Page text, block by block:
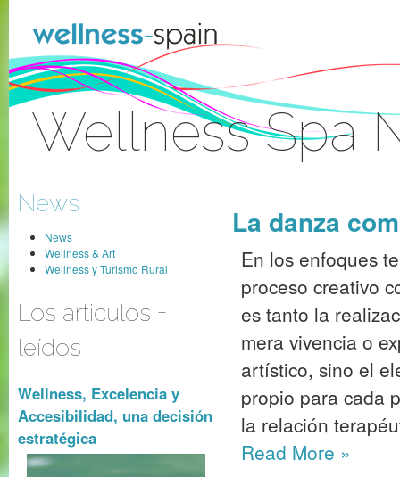
Wellness Spa
News
News
Wellness & Art
Wellness y Turismo Rural
Los articulos +
leídos
Wellness, Excelencia y
Accesibilidad, una decisión
estratégica
La danza
En los enfoques
proceso creativo
es tanto la
mera vivencia o
artístico, sino el
propio para cada
la relación
Read More »